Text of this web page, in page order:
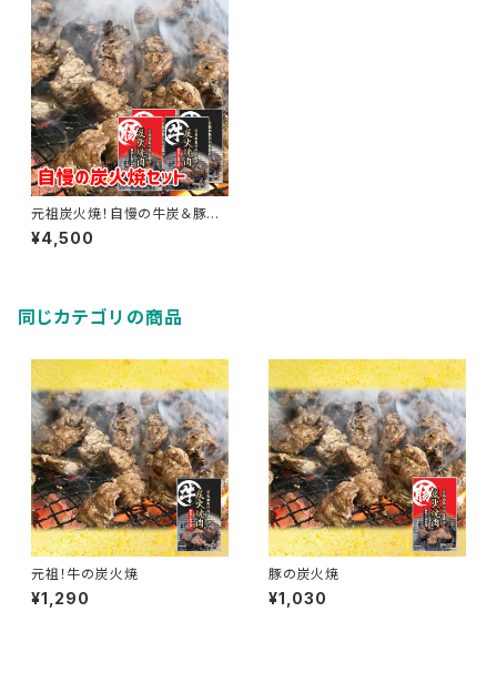
元祖炭火焼！自慢の牛炭＆豚炭
セット
¥4,500
同じカテゴリの商品
元祖！牛の炭火焼
¥1,290
豚の炭火焼
¥1,030